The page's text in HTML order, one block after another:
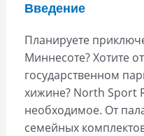
Введение
Планируете
Миннесоте? Хотите
государственном
хижине? North Sport
необходимое. От
семейных